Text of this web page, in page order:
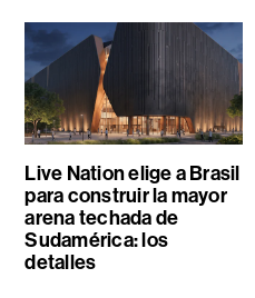
Live Nation elige a Brasil
para construir la mayor
arena techada de
Sudamérica: los
detalles